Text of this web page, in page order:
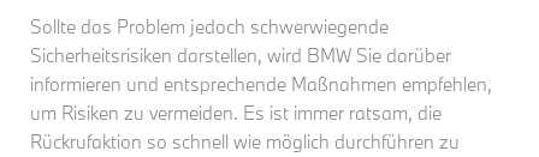
Sollte das Problem jedoch schwerwiegende
Sicherheitsrisiken darstellen, wird BMW Sie darüber
informieren und entsprechende Maßnahmen empfehlen,
um Risiken zu vermeiden. Es ist immer ratsam, die
Rückrufaktion so schnell wie möglich durchführen zu